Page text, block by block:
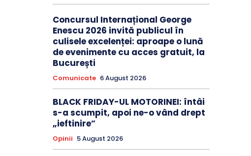
Concursul Internațional George
Enescu 2026 invită publicul în
culisele excelenței: aproape o lună
de evenimente cu acces gratuit, la
București
Comunicate 6 August 2026
BLACK FRIDAY-UL MOTORINEI: întâi
s-a scumpit, apoi ne-o vând drept
„ieftinire”
Opinii 5 August 2026